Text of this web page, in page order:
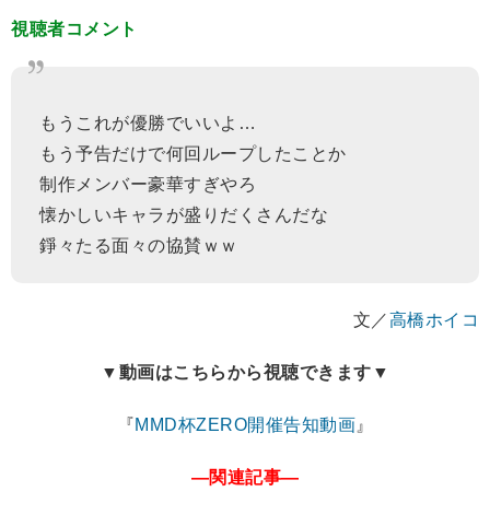
視聴者コメント
もうこれが優勝でいいよ…
もう予告だけで何回ループしたことか
制作メンバー豪華すぎやろ
懐かしいキャラが盛りだくさんだな
錚々たる面々の協賛ｗｗ
文／高橋ホイコ
▼動画はこちらから視聴できます▼
『MMD杯ZERO開催告知動画 』
―関連記事―